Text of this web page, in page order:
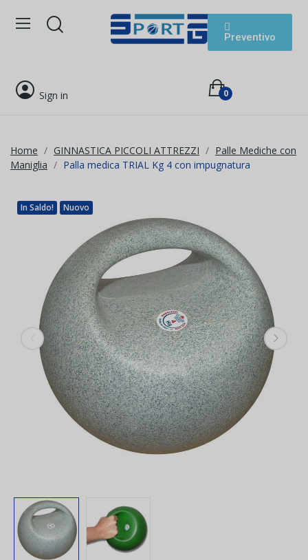
Preventivo
Sign in 0
Home GINNASTICA PICCOLI ATTREZZI
Palle Mediche con
Maniglia
Palla medica TRIAL Kg 4 con impugnatura
In Saldo! Nuovo